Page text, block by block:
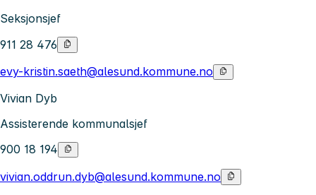
Seksjonsjef
911 28 476
evy-kristin.saeth@alesund.kommune.no
Vivian Dyb
Assisterende kommunalsjef
900 18 194
vivian.oddrun.dyb@alesund.kommune.no